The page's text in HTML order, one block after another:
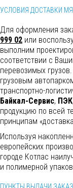
УСЛОВИЯ ДОСТАВКИ
Для оформления
999 02 или
выполним
соответствии с
перевозимых
грузовым
транспортно-
Байкал-Сервис, ПЭК
продукцию по всей
принципам
Используя
европейских
городе Котлас
и полимерной